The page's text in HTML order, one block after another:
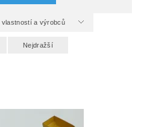
vlastností a výrobců
Nejdražší